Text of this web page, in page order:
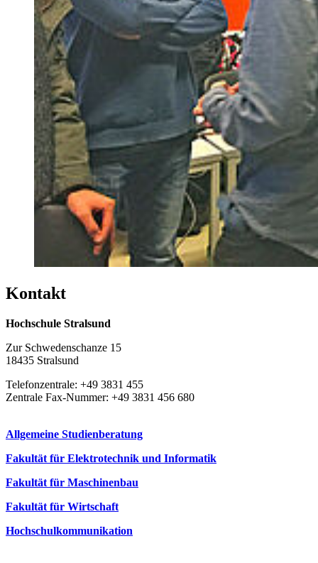
Kon­takt
Hochschule Stralsund
Zur Schwedenschanze 15
18435 Stralsund
Telefonzentrale: +49 3831 455
Zentrale Fax-Nummer: +49 3831 456 680
Allgemeine Studienberatung
Fakultät für Elektrotechnik und Informatik
Fakultät für Maschinenbau
Fakultät für Wirtschaft
Hochschulkommunikation